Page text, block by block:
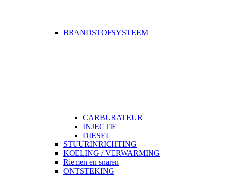
BRANDSTOFSYSTEEM
CARBURATEUR
INJECTIE
DIESEL
STUURINRICHTING
KOELING / VERWARMING
Riemen en snaren
ONTSTEKING